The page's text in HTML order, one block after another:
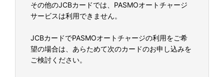
その他のJCBカードでは、PASMOオートチャージ
サービスは利用できません。
JCBカードでPASMOオートチャージの利用をご希
望の場合は、あらためて次のカードのお申し込みを
ご検討ください。